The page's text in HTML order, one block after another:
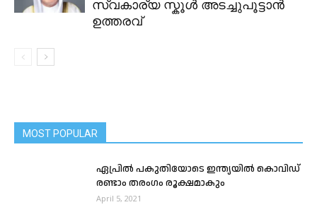
സ്വകാര്യ സ്കൂൾ അടച്ചുപൂട്ടാൻ
ഉത്തരവ്
MOST POPULAR
ഏപ്രില്‍ പകുതിയോടെ ഇന്ത്യയില്‍ കൊവിഡ്
രണ്ടാം തരംഗം രൂക്ഷമാകും
April 5, 2021